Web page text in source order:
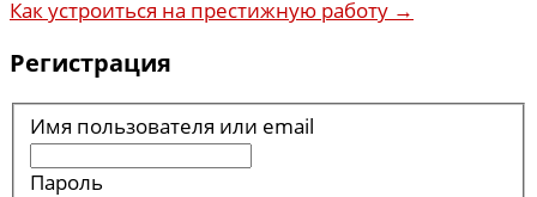
Как устроиться на престижную работу →
Регистрация
Имя пользователя или email
Пароль